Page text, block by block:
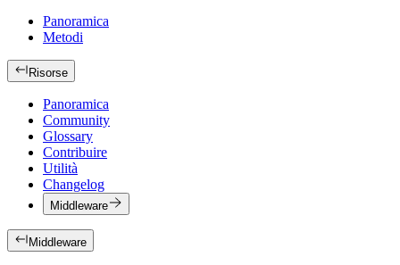
Panoramica
Metodi
Risorse
Panoramica
Community
Glossary
Contribuire
Utilità
Changelog
Middleware
Middleware